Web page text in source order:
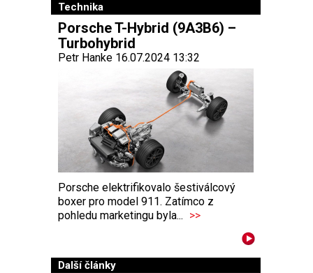
Technika
Porsche T-Hybrid (9A3B6) –
Turbohybrid
Petr Hanke 16.07.2024 13:32
Porsche elektrifikovalo šestiválcový
boxer pro model 911. Zatímco z
pohledu marketingu byla... >>
Další články